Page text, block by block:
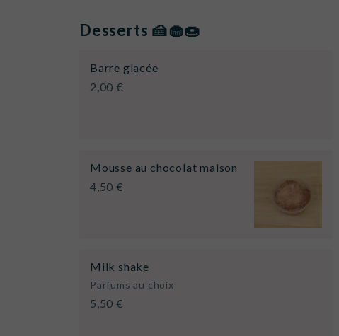
Desserts 🍰🧁🍩
Barre glacée
2,00 €
Mousse au chocolat maison
4,50 €
Milk shake
Parfums au choix
5,50 €